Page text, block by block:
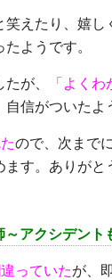
笑えたり、嬉
ようです。
が、
「よく
自信がついたよ
ので、次まで
す。ありがと
アクシデント
っていたが、